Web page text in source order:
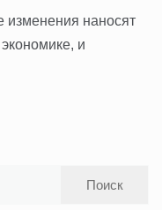
изменения наносят
и